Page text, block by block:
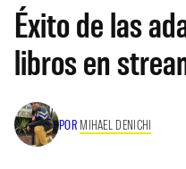
Éxito de las
libros en
POR MIHAEL DENICHI